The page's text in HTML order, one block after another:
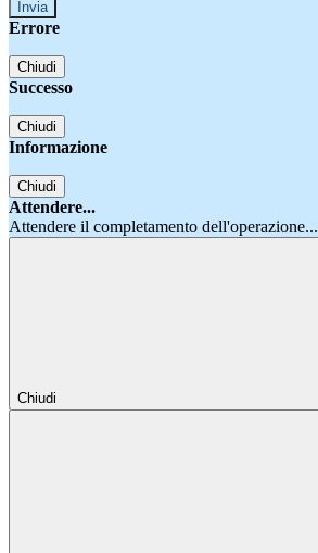
Errore
Chiudi
Successo
Chiudi
Informazione
Chiudi
Attendere...
Attendere il completamento dell'operazione...
Chiudi